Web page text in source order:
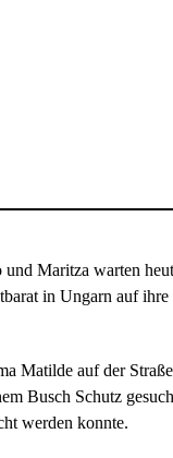
Maritza warten
in Ungarn auf ihre
Matilde auf der Straße
Busch Schutz
werden konnte.